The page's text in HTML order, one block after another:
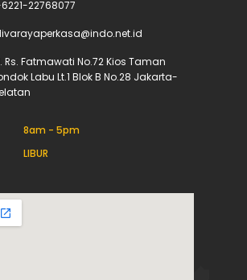
22768077
Rs. Fatmawati No.72 Kios Taman
Labu Lt.1 Blok B No.28 Jakarta-
8am - 5pm
LIBUR